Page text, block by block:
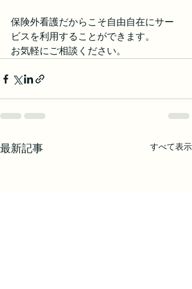
保険外看護だからこそ自由自在にサー
ビスを利用することができます。
お気軽にご相談ください。
最新記事 すべて表示